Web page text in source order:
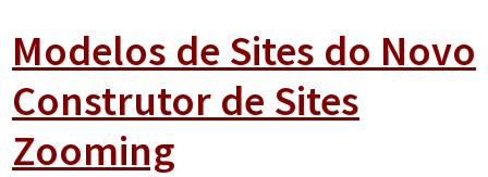
Modelos de Sites do Novo
Construtor de Sites
Zooming